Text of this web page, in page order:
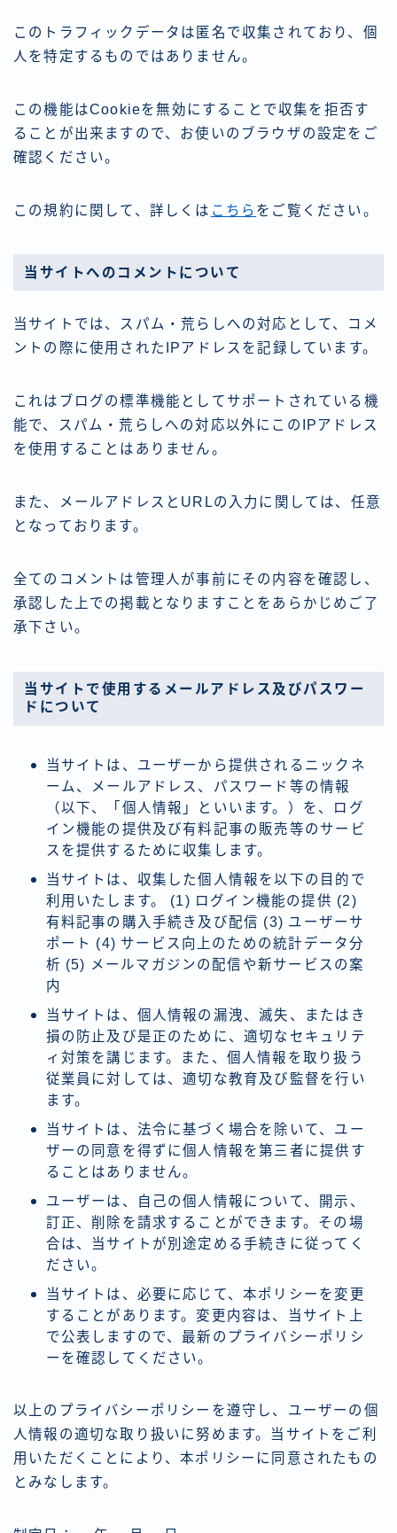
このトラフィックデータは匿名で収集されており、個
人を特定するものではありません。
この機能はCookieを無効にすることで収集を拒否す
ることが出来ますので、お使いのブラウザの設定をご
確認ください。
この規約に関して、詳しくは こちら をご覧ください。
当サイトへのコメントについて
当サイトでは、スパム・荒らしへの対応として、コメ
ントの際に使用されたIPアドレスを記録しています。
これはブログの標準機能としてサポートされている機
能で、スパム・荒らしへの対応以外にこのIPアドレス
を使用することはありません。
また、メールアドレスとURLの入力に関しては、任意
となっております。
全てのコメントは管理人が事前にその内容を確認し、
承認した上での掲載となりますことをあらかじめご了
承下さい。
当サイトで使用するメールアドレス及びパスワー
ドについて
当サイトは、ユーザーから提供されるニックネ
ーム、メールアドレス、パスワード等の情報
（以下、「個人情報」といいます。）を、ログ
イン機能の提供及び有料記事の販売等のサービ
スを提供するために収集します。
当サイトは、収集した個人情報を以下の目的で
利用いたします。 (1) ログイン機能の提供 (2)
有料記事の購入手続き及び配信 (3) ユーザーサ
ポート (4) サービス向上のための統計データ分
析 (5) メールマガジンの配信や新サービスの案
内
当サイトは、個人情報の漏洩、滅失、またはき
損の防止及び是正のために、適切なセキュリテ
ィ対策を講じます。また、個人情報を取り扱う
従業員に対しては、適切な教育及び監督を行い
ます。
当サイトは、法令に基づく場合を除いて、ユー
ザーの同意を得ずに個人情報を第三者に提供す
ることはありません。
ユーザーは、自己の個人情報について、開示、
訂正、削除を請求することができます。その場
合は、当サイトが別途定める手続きに従ってく
ださい。
当サイトは、必要に応じて、本ポリシーを変更
することがあります。変更内容は、当サイト上
で公表しますので、最新のプライバシーポリシ
ーを確認してください。
以上のプライバシーポリシーを遵守し、ユーザーの個
人情報の適切な取り扱いに努めます。当サイトをご利
用いただくことにより、本ポリシーに同意されたもの
とみなします。